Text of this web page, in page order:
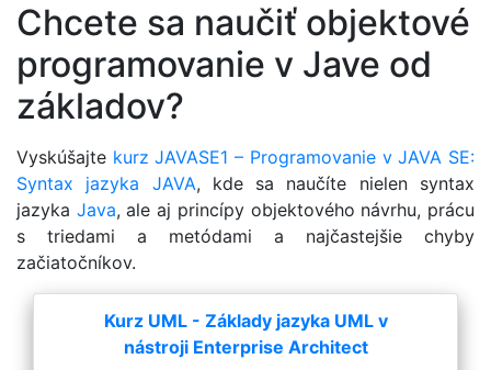
Chcete sa naučiť objektové
programovanie v Jave od
základov?
Vyskúšajte kurz JAVASE1 – Programovanie v JAVA SE:
Syntax jazyka JAVA, kde sa naučíte nielen syntax
jazyka Java, ale aj princípy objektového návrhu, prácu
s triedami a metódami a najčastejšie chyby
začiatočníkov.
Kurz UML - Základy jazyka UML v
nástroji Enterprise Architect